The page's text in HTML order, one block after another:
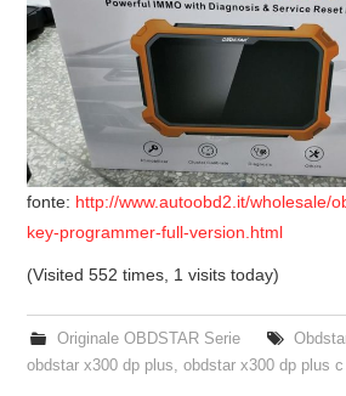
fonte: http://www.autoobd2.it/wholesale/
key-programmer-full-version.html
(Visited 552 times, 1 visits today)
Originale OBDSTAR Serie
obdstar x300 dp plus,obdstar x300 dp plus c